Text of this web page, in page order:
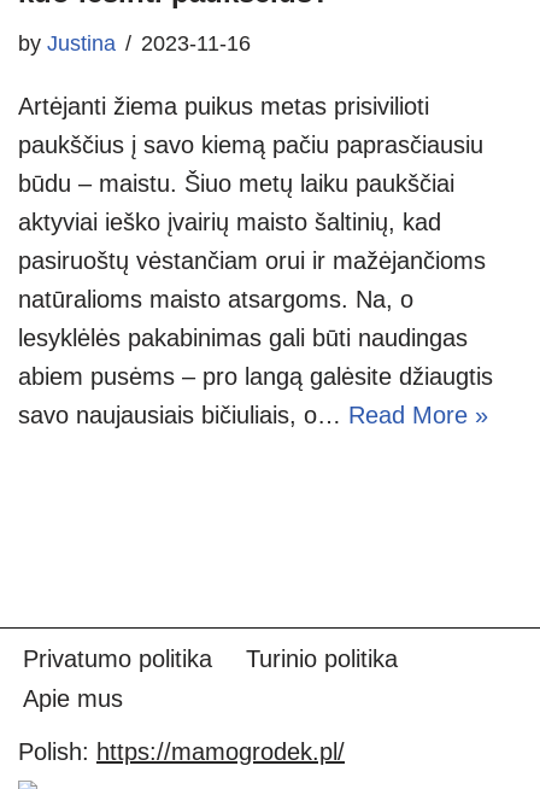
by Justina 2023-11-16
Artėjanti žiema puikus metas prisivilioti
paukščius į savo kiemą pačiu paprasčiausiu
būdu – maistu. Šiuo metų laiku paukščiai
aktyviai ieško įvairių maisto šaltinių, kad
pasiruoštų vėstančiam orui ir mažėjančioms
natūralioms maisto atsargoms. Na, o
lesyklėlės pakabinimas gali būti naudingas
abiem pusėms – pro langą galėsite džiaugtis
savo naujausiais bičiuliais, o… Read More »
Privatumo politika
Turinio politika
Apie mus
Polish: https://mamogrodek.pl/